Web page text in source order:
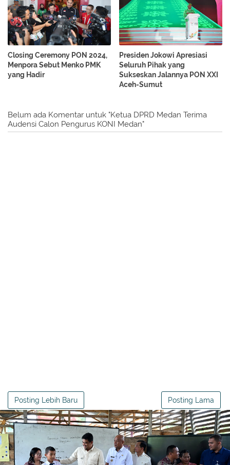
Closing Ceremony PON 2024,
Menpora Sebut Menko PMK
yang Hadir
Presiden Jokowi Apresiasi
Seluruh Pihak yang
Sukseskan Jalannya PON XXI
Aceh-Sumut
Belum ada Komentar untuk "Ketua DPRD Medan Terima
Audensi Calon Pengurus KONI Medan"
Posting Lebih Baru Posting Lama